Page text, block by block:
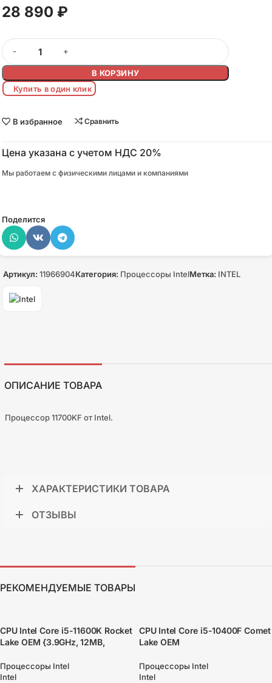
28 890 ₽
В КОРЗИНУ
Купить в один клик
В избранное Сравнить
Цена указана с учетом НДС 20%
Мы работаем с физическими лицами и компаниями
Поделится
Артикул: 11966904Категория: Процессоры IntelМетка: INTEL
ОПИСАНИЕ ТОВАРА
Процессор 11700KF от Intel.
ХАРАКТЕРИСТИКИ ТОВАРА
ОТЗЫВЫ
РЕКОМЕНДУЕМЫЕ ТОВАРЫ
CPU Intel Core i5-11600K Rocket
Lake OEM {3.9GHz, 12MB,
Процессоры Intel
Intel
CPU Intel Core i5-10400F Comet
Lake OEM
070104290716}
Процессоры Intel
Intel